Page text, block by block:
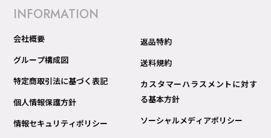
INFORMATION
会社概要
グループ構成図
特定商取引法に基づく表記
個人情報保護方針
情報セキュリティポリシー
返品特約
送料規約
カスタマーハラスメントに対す
る基本方針
ソーシャルメディアポリシー